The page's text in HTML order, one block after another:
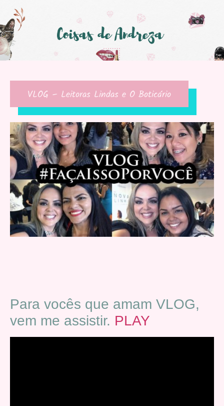
VLOG – Leitoras Lindas e O Boticário
Para vocês que amam VLOG,
vem me assistir. PLAY